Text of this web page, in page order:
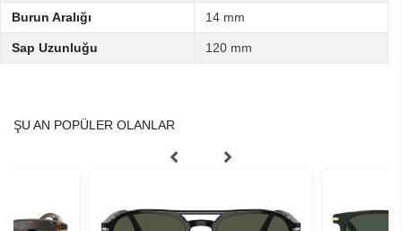
Burun Aralığı 14 mm
Sap Uzunluğu 120 mm
ŞU AN POPÜLER OLANLAR